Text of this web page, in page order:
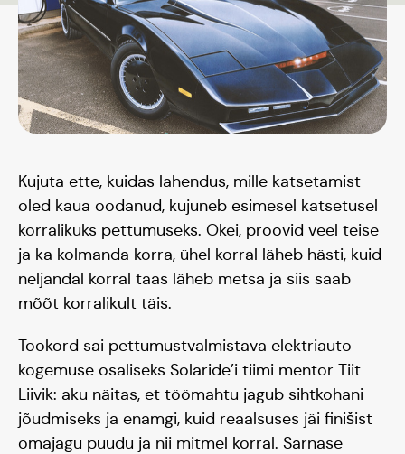
Kujuta ette, kuidas lahendus, mille katsetamist
oled kaua oodanud, kujuneb esimesel katsetusel
korralikuks pettumuseks. Okei, proovid veel teise
ja ka kolmanda korra, ühel korral läheb hästi, kuid
neljandal korral taas läheb metsa ja siis saab
mõõt korralikult täis.
Tookord sai pettumustvalmistava elektriauto
kogemuse osaliseks Solaride’i tiimi mentor Tiit
Liivik: aku näitas, et töömahtu jagub sihtkohani
jõudmiseks ja enamgi, kuid reaalsuses jäi finišist
omajagu puudu ja nii mitmel korral. Sarnase